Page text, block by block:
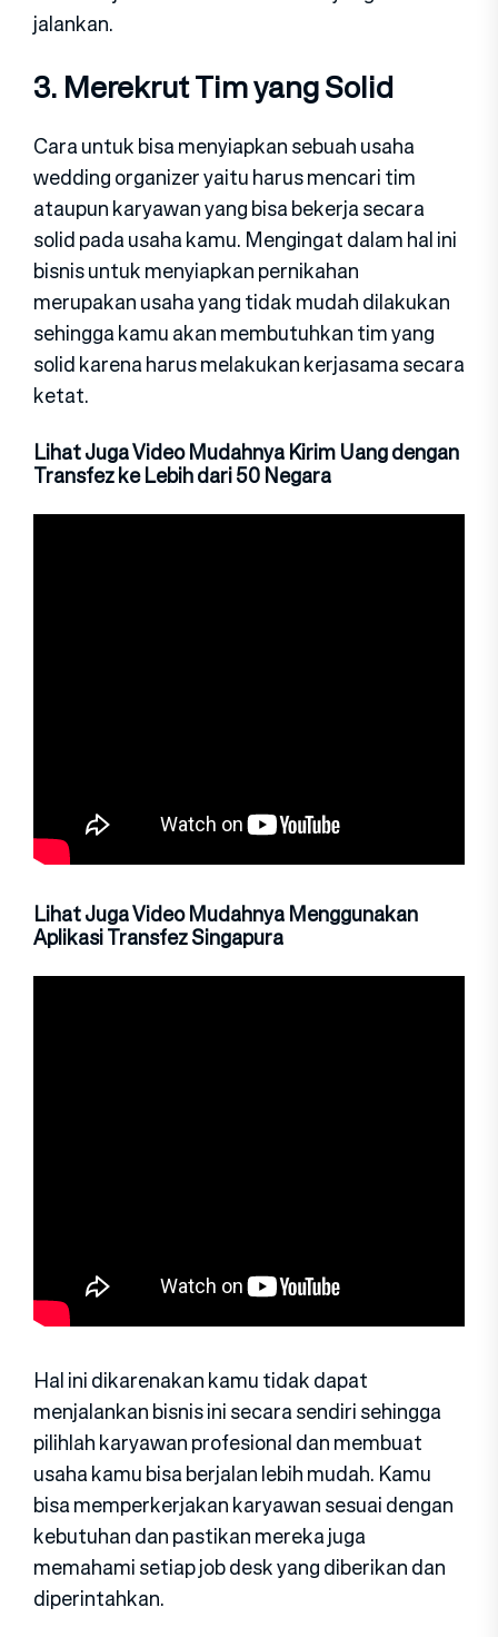
jalankan.
3. Merekrut Tim yang Solid
Cara untuk bisa menyiapkan sebuah usaha
wedding organizer yaitu harus mencari tim
ataupun karyawan yang bisa bekerja secara
solid pada usaha kamu. Mengingat dalam hal ini
bisnis untuk menyiapkan pernikahan
merupakan usaha yang tidak mudah dilakukan
sehingga kamu akan membutuhkan tim yang
solid karena harus melakukan kerjasama secara
ketat.
Lihat Juga Video Mudahnya Kirim Uang dengan
Transfez ke Lebih dari 50 Negara
Lihat Juga Video Mudahnya Menggunakan
Aplikasi Transfez Singapura
Hal ini dikarenakan kamu tidak dapat
menjalankan bisnis ini secara sendiri sehingga
pilihlah karyawan profesional dan membuat
usaha kamu bisa berjalan lebih mudah. Kamu
bisa memperkerjakan karyawan sesuai dengan
kebutuhan dan pastikan mereka juga
memahami setiap job desk yang diberikan dan
diperintahkan.